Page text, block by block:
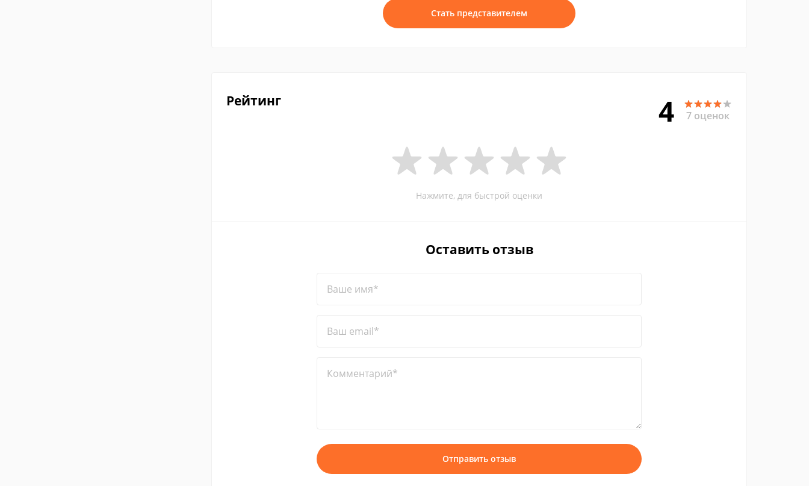
Стать представителем
Рейтинг 4 7 оценок
Нажмите, для быстрой оценки
Оставить отзыв
Ваше имя*
Ваш email*
Комментарий*
Отправить отзыв